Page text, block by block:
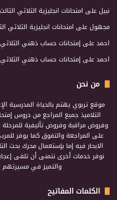
نبيلعلى امتحانات انجليزية الثلاثي الثالث
مجهولعلى امتحانات انجليزية الثلاثي
احمدعلى إمتحانات حساب ذهني الثلاثي
احمدعلى إمتحانات حساب ذهني الثلاثي
من نحن
موقع تربوي يهتم بالحياة المدرسية
التلاميذ جميع المراجع من دروس
وفروض مراقبة وفروض تأليفية للمرحلة
على المراجعة والتفوق كما يوفر
الابحار فيه إما بإستعمال محرك بحث
نوفر خدمات أخرى نتمنى أن تلقى
والتميز في مسيرتهم
الكلمات المفاتيح